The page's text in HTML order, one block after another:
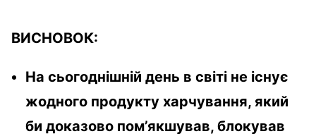
ВИСНОВОК:
На сьогоднішній день в світі не існує
жодного продукту харчування, який
би доказово пом’якшував, блокував